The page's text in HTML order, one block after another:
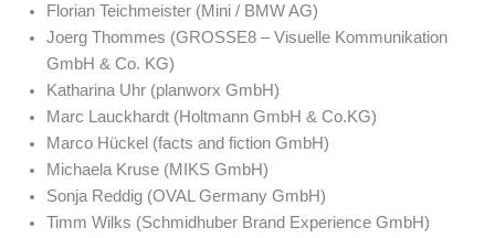
Florian Teichmeister (Mini / BMW AG)
Joerg Thommes (GROSSE8 – Visuelle Kommunikation
GmbH & Co. KG)
Katharina Uhr (planworx GmbH)
Marc Lauckhardt (Holtmann GmbH & Co.KG)
Marco Hückel (facts and fiction GmbH)
Michaela Kruse (MIKS GmbH)
Sonja Reddig (OVAL Germany GmbH)
Timm Wilks (Schmidhuber Brand Experience GmbH)